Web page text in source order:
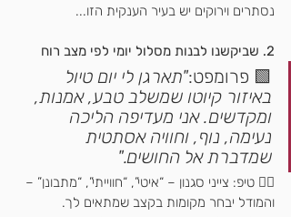
נסתרים וירוקים יש בעיר הענקית הזו...
2. שביקשנו לבנות מסלול יומי לפי מצב רוח
🟩 פרומפט:"תארגן לי יום טיול
באיזור קיוטו שמשלב טבע, אמנות,
ומקדשים. אני מעדיפה הליכה
נעימה, נוף, וחוויה אסתטית
שמדברת אל החושים."
🧘‍♀️ טיפ: צייני סגנון – “איטי”, “חווייתי”, “מתבונן” –
והמודל יבחר מקומות בקצב שמתאים לך.